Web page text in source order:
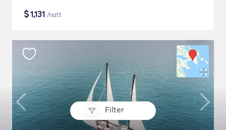
Filter
$1,131 /natt